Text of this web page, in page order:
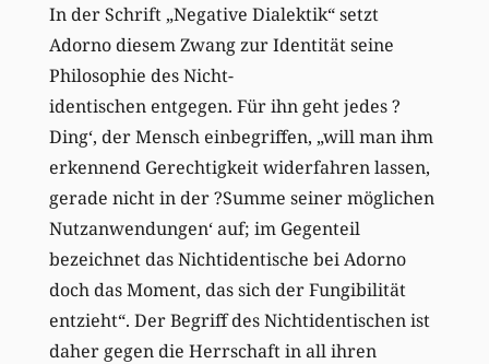
In der Schrift „Negative Dialektik“ setzt
Adorno diesem Zwang zur Identität seine
Philosophie des Nicht-
identischen entgegen. Für ihn geht jedes ?
Ding‘, der Mensch einbegriffen, „will man ihm
erkennend Gerechtigkeit widerfahren lassen,
gerade nicht in der ?Summe seiner möglichen
Nutzanwendungen‘ auf; im Gegenteil
bezeichnet das Nichtidentische bei Adorno
doch das Moment, das sich der Fungibilität
entzieht“. Der Begriff des Nichtidentischen ist
daher gegen die Herrschaft in all ihren